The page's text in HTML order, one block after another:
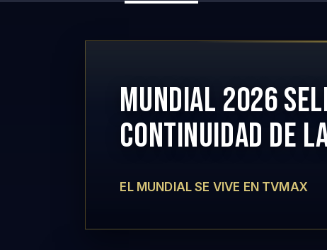
MUNDIAL 2026
CONTINUIDAD DE
EL MUNDIAL SE VIVE EN TVMAX